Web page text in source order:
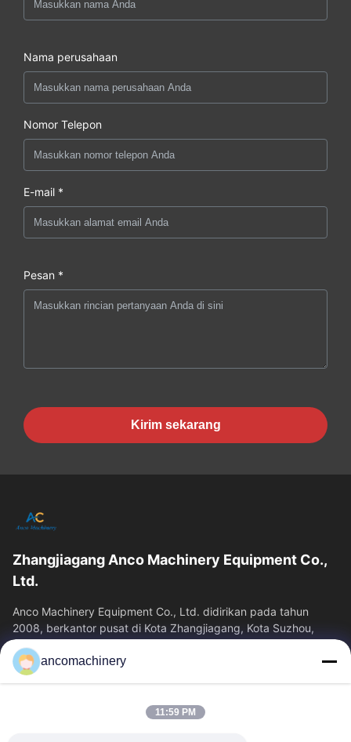
Nama perusahaan
Nomor Telepon
E-mail *
Pesan *
Kirim sekarang
Zhangjiagang Anco Machinery Equipment Co.,
Ltd.
Anco Machinery Equipment Co., Ltd. didirikan pada tahun
2008, berkantor pusat di Kota Zhangjiagang, Kota Suzhou,
Provinsi Jiangsu. Ini adalah...
Tautan Cepat
Tentang Kita
ancomachinery
11:59 PM